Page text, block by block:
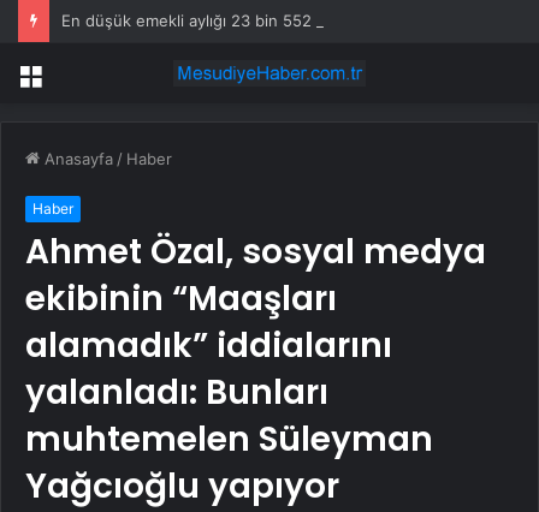
En düşük emekli aylığı 23 bin 552 liraya yükseltildi
Menü
Anasayfa / Haber
Haber
Ahmet Özal, sosyal medya
ekibinin “Maaşları
alamadık” iddialarını
yalanladı: Bunları
muhtemelen Süleyman
Yağcıoğlu yapıyor